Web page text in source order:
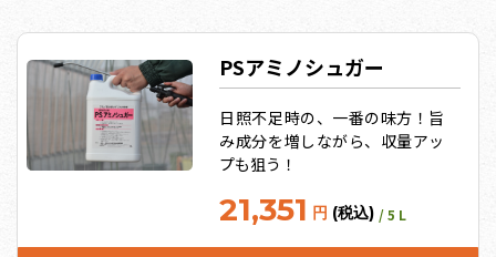
すが、アイミックスS4号はこれ
をうまく利用します！（水質分
析は必須）
PSアミノシュガー
日照不足時の、一番の味方！旨
み成分を増しながら、収量アッ
プも狙う！
21,351 円 (税込) / 5 L